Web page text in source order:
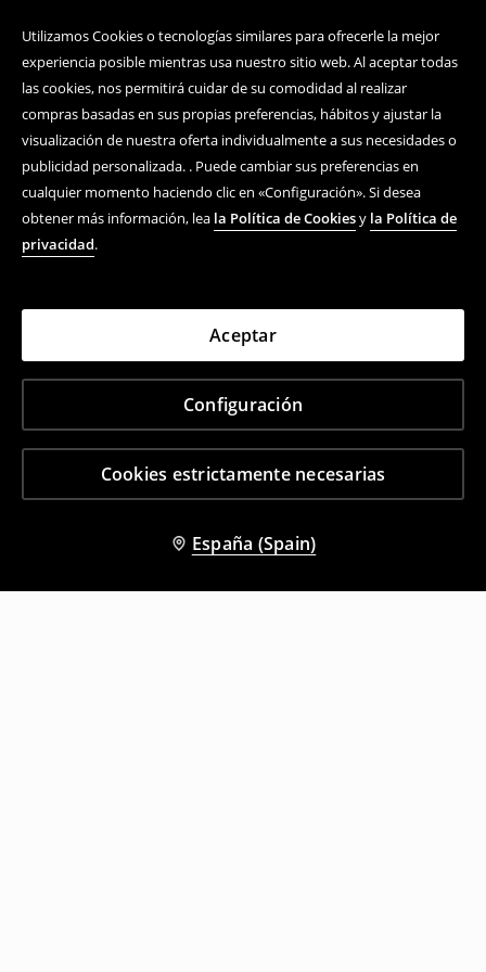
Utilizamos Cookies o tecnologías similares para ofrecerle la mejor
experiencia posible mientras usa nuestro sitio web. Al aceptar todas
las cookies, nos permitirá cuidar de su comodidad al realizar
compras basadas en sus propias preferencias, hábitos y ajustar la
visualización de nuestra oferta individualmente a sus necesidades o
publicidad personalizada. . Puede cambiar sus preferencias en
cualquier momento haciendo clic en «Configuración». Si desea
obtener más información, lea la Política de Cookiesy la Política de
privacidad.
Cookies estrictamente necesarias
Configuración
Aceptar
España (Spain)